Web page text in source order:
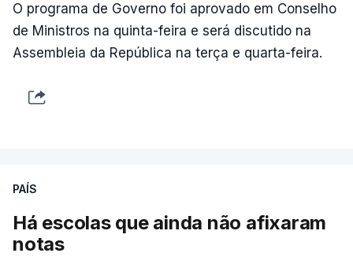
O programa de Governo foi aprovado em Conselho
de Ministros na quinta-feira e será discutido na
Assembleia da República na terça e quarta-feira.
PAÍS
Há escolas que ainda não afixaram
notas